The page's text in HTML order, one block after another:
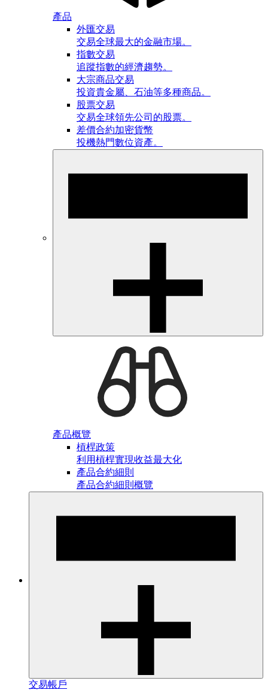
產品
外匯交易
交易全球最大的金融市場。
指數交易
追蹤指數的經濟趨勢。
大宗商品交易
投資貴金屬、石油等多種商品。
股票交易
交易全球領先公司的股票。
差價合約加密貨幣
投機熱門數位資產。
產品概覽
槓桿政策
利用槓桿實現收益最大化
產品合約細則
產品合約細則概覽
交易帳戶